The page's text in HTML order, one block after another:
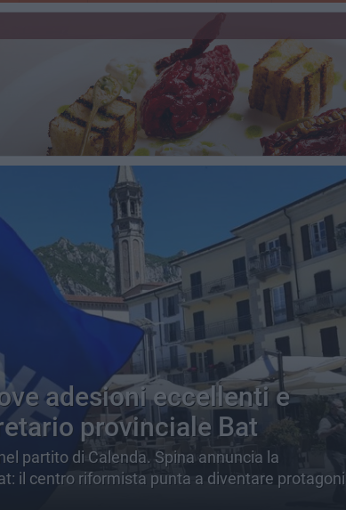
adesioni eccellenti e
provinciale Bat
partito di Calenda. Spina annuncia la
il centro riformista punta a diventare